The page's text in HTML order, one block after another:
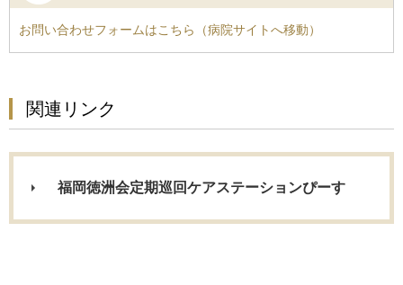
お問い合わせフォームはこちら（病院サイトへ移動）
関連リンク
福岡徳洲会定期巡回ケアステーションぴーす